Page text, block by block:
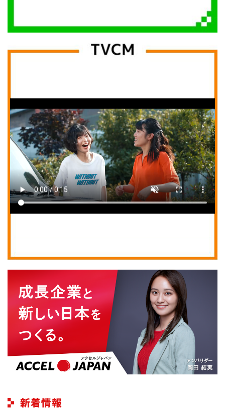
新着情報